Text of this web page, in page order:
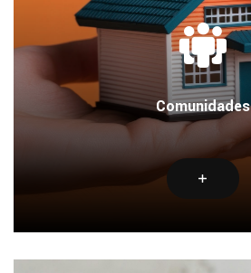
Comunidades